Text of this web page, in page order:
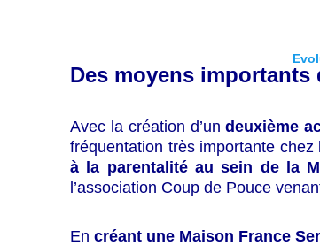
Des moyens
Avec la création d’undeuxième
fréquentation très importante
à la parentalité au sein de la
l’association Coup de Pouce
En créant une Maison France